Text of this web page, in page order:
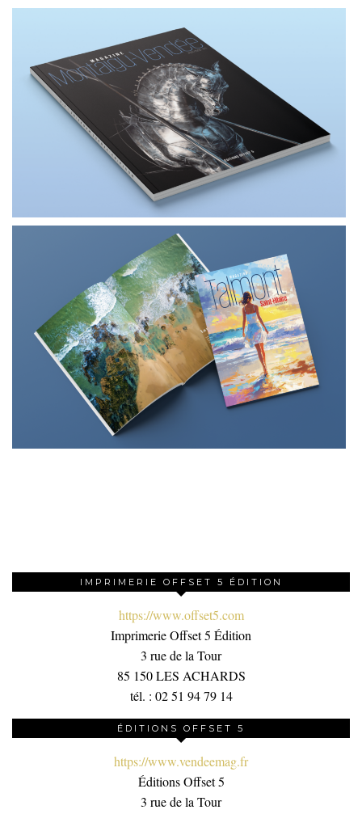
IMPRIMERIE OFFSET 5 ÉDITION
https://www.offset5.com
Imprimerie Offset 5 Édition
3 rue de la Tour
85 150 LES ACHARDS
tél. : 02 51 94 79 14
ÉDITIONS OFFSET 5
https://www.vendeemag.fr
Éditions Offset 5
3 rue de la Tour